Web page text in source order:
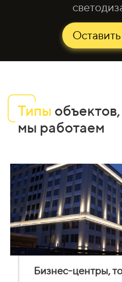
Оставить
Типы
мы работаем
Бизнес-центры,